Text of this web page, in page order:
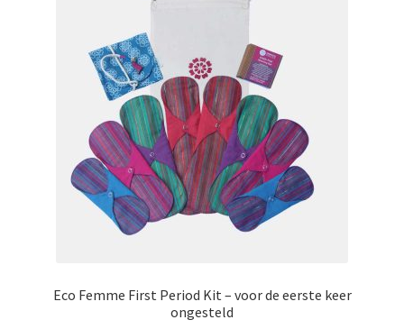
Eco Femme First Period Kit – voor de eerste keer
ongesteld